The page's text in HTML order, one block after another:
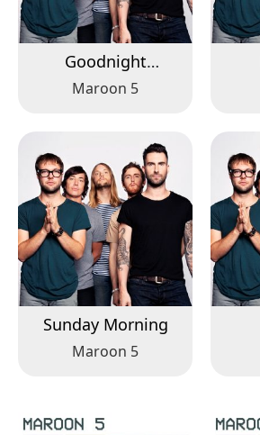
Goodnight
Goodnight
Maroon 5
Sunday Morning
Maroon 5